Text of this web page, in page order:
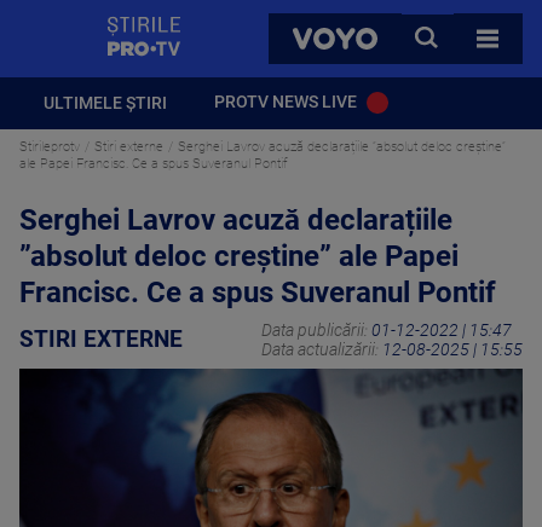
VOYO
CAUTA
TOATE
ULTIMELE ȘTIRI PROTV NEWS LIVE
Stirileprotv Stiri externe
Serghei Lavrov acuză declarațiile ”absolut deloc creștine”
ale Papei Francisc. Ce a spus Suveranul Pontif
Serghei Lavrov acuză declarațiile
”absolut deloc creștine” ale Papei
Francisc. Ce a spus Suveranul Pontif
STIRI EXTERNE Data publicării: 01-12-2022 | 15:47
Data actualizării: 12-08-2025 | 15:55